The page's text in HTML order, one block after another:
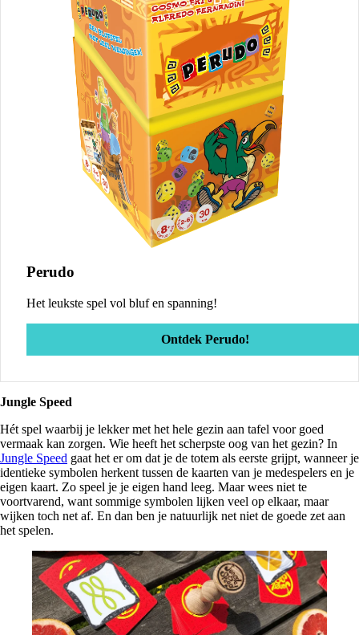
Perudo
Het leukste spel vol bluf en spanning!
Ontdek Perudo!
Jungle Speed
Hét spel waarbij je lekker met het hele gezin aan tafel voor goed
vermaak kan zorgen. Wie heeft het scherpste oog van het gezin? In
Jungle Speed gaat het er om dat je de totem als eerste grijpt, wanneer je
identieke symbolen herkent tussen de kaarten van je medespelers en je
eigen kaart. Zo speel je je eigen hand leeg. Maar wees niet te
voortvarend, want sommige symbolen lijken veel op elkaar, maar
wijken toch net af. En dan ben je natuurlijk net niet de goede zet aan
het spelen.